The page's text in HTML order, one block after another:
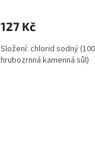
127 Kč
Složení: chlorid sodný
hrubozrnná kamenná sůl)